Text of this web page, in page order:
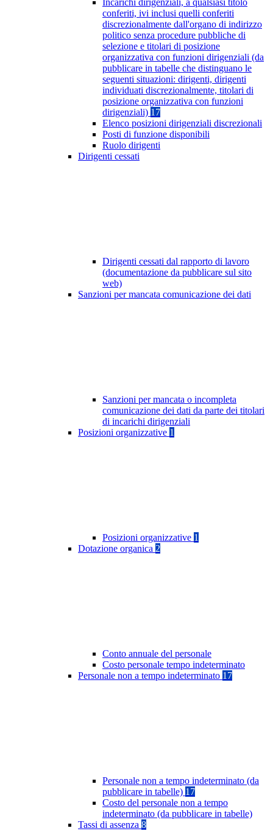
Incarichi dirigenziali, a qualsiasi titolo
conferiti, ivi inclusi quelli conferiti
discrezionalmente dall'organo di indirizzo
politico senza procedure pubbliche di
selezione e titolari di posizione
organizzativa con funzioni dirigenziali (da
pubblicare in tabelle che distinguano le
seguenti situazioni: dirigenti, dirigenti
individuati discrezionalmente, titolari di
posizione organizzativa con funzioni
dirigenziali) 17
Elenco posizioni dirigenziali discrezionali
Posti di funzione disponibili
Ruolo dirigenti
Dirigenti cessati
Dirigenti cessati dal rapporto di lavoro
(documentazione da pubblicare sul sito
web)
Sanzioni per mancata comunicazione dei dati
Sanzioni per mancata o incompleta
comunicazione dei dati da parte dei titolari
di incarichi dirigenziali
Posizioni organizzative 1
Posizioni organizzative 1
Dotazione organica 2
Conto annuale del personale
Costo personale tempo indeterminato
Personale non a tempo indeterminato 17
Personale non a tempo indeterminato (da
pubblicare in tabelle) 17
Costo del personale non a tempo
indeterminato (da pubblicare in tabelle)
Tassi di assenza 8